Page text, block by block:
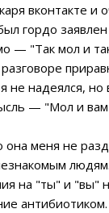
вконтакте и
гордо
"Так мол и
надеялся,
— "Мол и
меня не
на "ты" и